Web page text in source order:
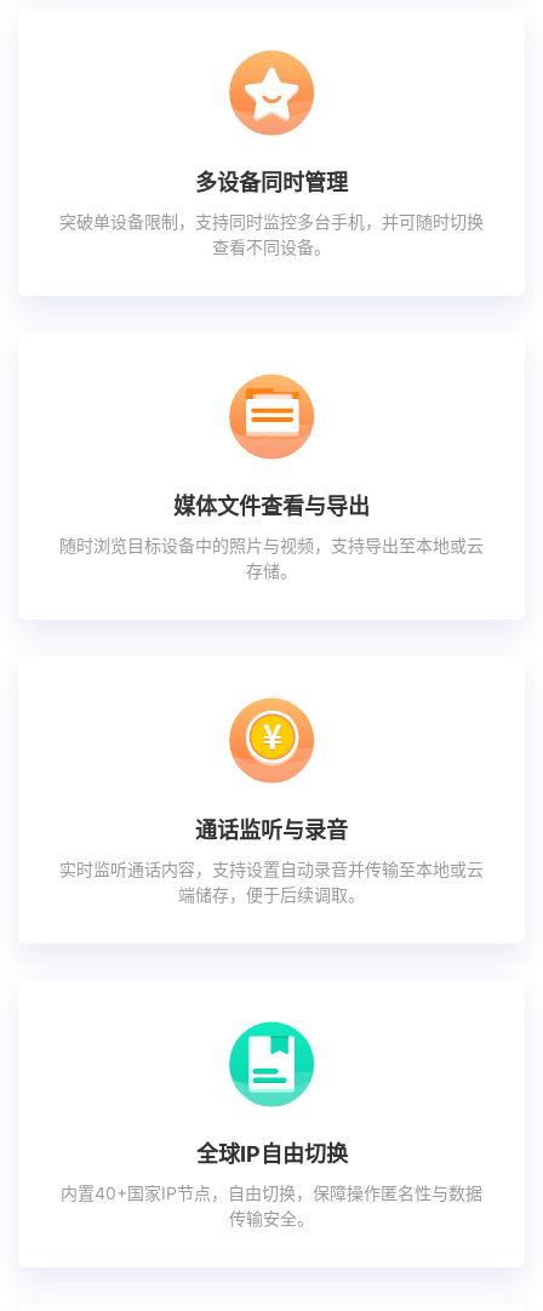
多设备同时管理
突破单设备限制，支持同时监控多台手机，并可随时切换
查看不同设备。
媒体文件查看与导出
随时浏览目标设备中的照片与视频，支持导出至本地或云
存储。
通话监听与录音
实时监听通话内容，支持设置自动录音并传输至本地或云
端储存，便于后续调取。
全球IP自由切换
内置40+国家IP节点，自由切换，保障操作匿名性与数据
传输安全。